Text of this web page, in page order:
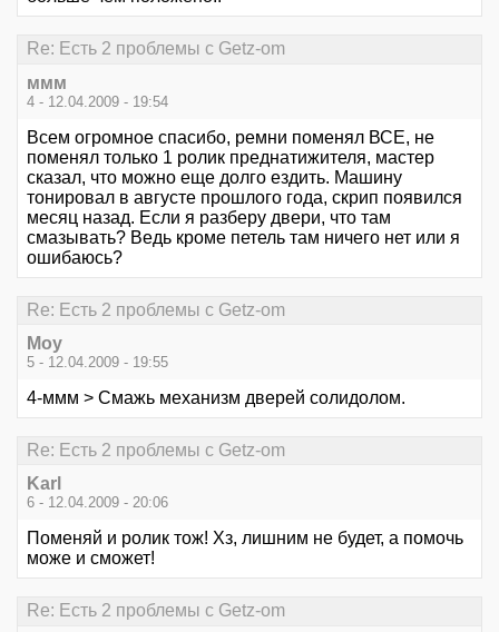
Re: Есть 2 проблемы с Getz-om
ммм
4 - 12.04.2009 - 19:54
Всем огромное спасибо, ремни поменял ВСЕ, не
поменял только 1 ролик преднатижителя, мастер
сказал, что можно еще долго ездить. Машину
тонировал в августе прошлого года, скрип появился
месяц назад. Если я разберу двери, что там
смазывать? Ведь кроме петель там ничего нет или я
ошибаюсь?
Re: Есть 2 проблемы с Getz-om
Моу
5 - 12.04.2009 - 19:55
4-ммм > Смажь механизм дверей солидолом.
Re: Есть 2 проблемы с Getz-om
Karl
6 - 12.04.2009 - 20:06
Поменяй и ролик тож! Хз, лишним не будет, а помочь
може и сможет!
Re: Есть 2 проблемы с Getz-om